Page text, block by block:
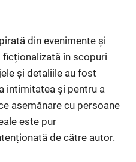
din evenimente și
ficționalizată în scopuri
și detaliile au fost
intimitatea și pentru a
asemănare cu persoane
este pur
de către autor.